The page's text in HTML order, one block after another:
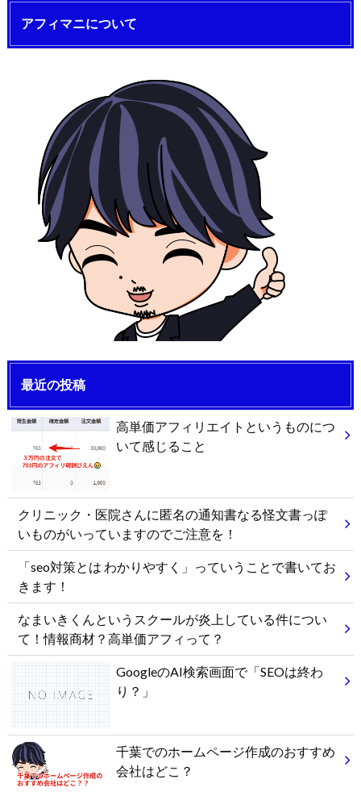
アフィマニについて
最近の投稿
高単価アフィリエイトというものにつ
いて感じること
クリニック・医院さんに匿名の通知書なる怪文書っぽ
いものがいっていますのでご注意を！
「seo対策とは わかりやすく」っていうことで書いてお
きます！
なまいきくんというスクールが炎上している件につい
て！情報商材？高単価アフィって？
GoogleのAI検索画面で「SEOは終わ
り？」
千葉でのホームページ作成のおすすめ
会社はどこ？